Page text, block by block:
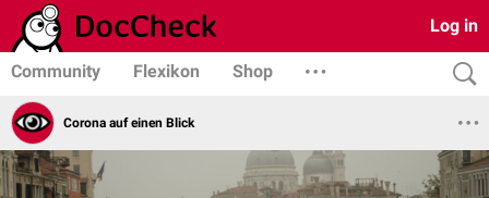
Log in
Community Flexikon Shop
Corona auf einen Blick